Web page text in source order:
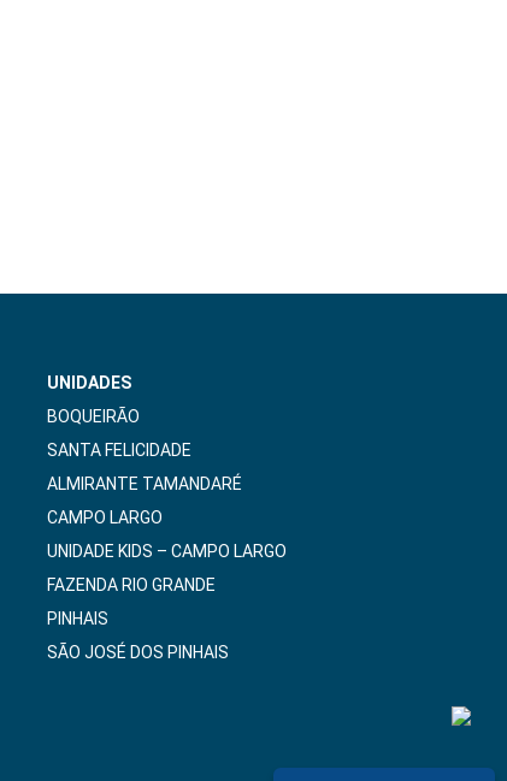
UNIDADES
BOQUEIRÃO
SANTA FELICIDADE
ALMIRANTE TAMANDARÉ
CAMPO LARGO
UNIDADE KIDS – CAMPO LARGO
FAZENDA RIO GRANDE
PINHAIS
SÃO JOSÉ DOS PINHAIS